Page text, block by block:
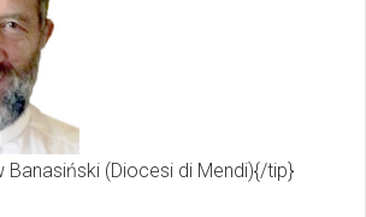
Banasiński (Diocesi di Mendi){/tip}